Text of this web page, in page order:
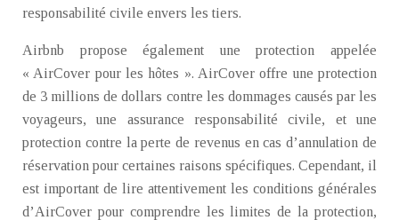
responsabilité civile envers les tiers.
Airbnb propose également une protection appelée
« AirCover pour les hôtes ». AirCover offre une protection
de 3 millions de dollars contre les dommages causés par les
voyageurs, une assurance responsabilité civile, et une
protection contre la perte de revenus en cas d’annulation de
réservation pour certaines raisons spécifiques. Cependant, il
est important de lire attentivement les conditions générales
d’AirCover pour comprendre les limites de la protection,